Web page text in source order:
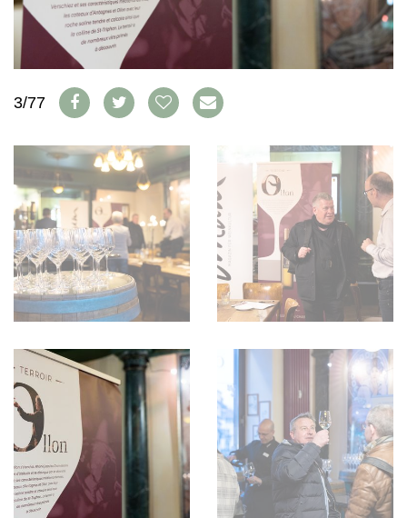
ABO
AUSGABE
ARCHIV
VORTEILSWELT
BÜCHER
WEINSZENE
PORTRAITS
VINOPHILES
ANMELDEN
AWARDS
GEWINNSPIELE
VORTEILSWELT
TRINKREIFETABELLE
ABO
WEINSUCHE
NEWSLETTER
WINE TRADE CLUB
REDAKTION
JOBS
IMPRESSUM
AGB & DATENSCHUTZ
FAQ
3/77